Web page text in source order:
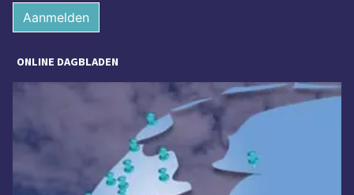
Aanmelden
ONLINE DAGBLADEN